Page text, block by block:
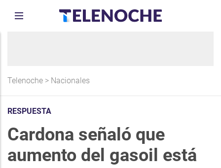
Telenoche > Nacionales
RESPUESTA
Cardona señaló que
aumento del gasoil está